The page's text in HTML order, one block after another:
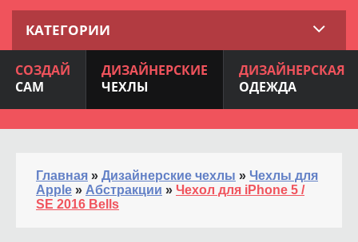
КАТЕГОРИИ
СОЗДАЙ
САМ
ДИЗАЙНЕРСКИЕ
ЧЕХЛЫ
ДИЗАЙНЕРСКАЯ
ОДЕЖДА
Главная » Дизайнерские чехлы » Чехлы для
Apple » Абстракции » Чехол для iPhone 5 /
SE 2016 Bells